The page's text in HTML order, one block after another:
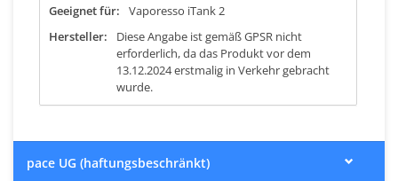
Geeignet für:
Vaporesso iTank 2
Hersteller:
Diese Angabe ist gemäß GPSR nicht
erforderlich, da das Produkt vor dem
13.12.2024 erstmalig in Verkehr gebracht
wurde.
pace UG (haftungsbeschränkt)